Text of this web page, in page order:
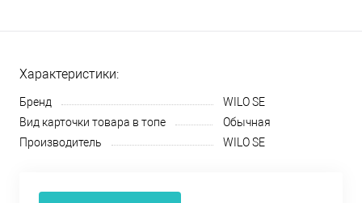
Характеристики:
Бренд
WILO SE
Вид карточки товара в топе
Обычная
Производитель
WILO SE